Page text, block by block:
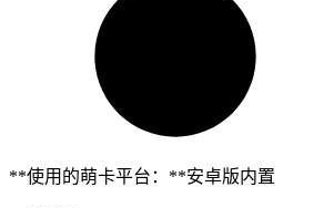
**使用的萌卡平台：**安卓版内置